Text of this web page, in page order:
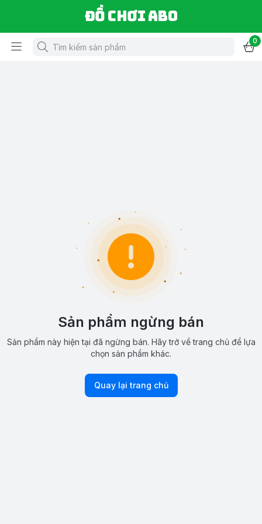
Đồ chơi ABO
0
Sản phẩm ngừng bán
Sản phẩm này hiện tại đã ngừng bán. Hãy trở về trang chủ để lựa
chọn sản phẩm khác.
Quay lại trang chủ